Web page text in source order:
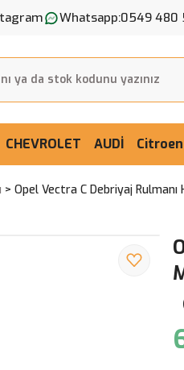
Whatsapp:0549 480
CHEVROLET AUDİ Citroen
Opel Vectra C Debriyaj